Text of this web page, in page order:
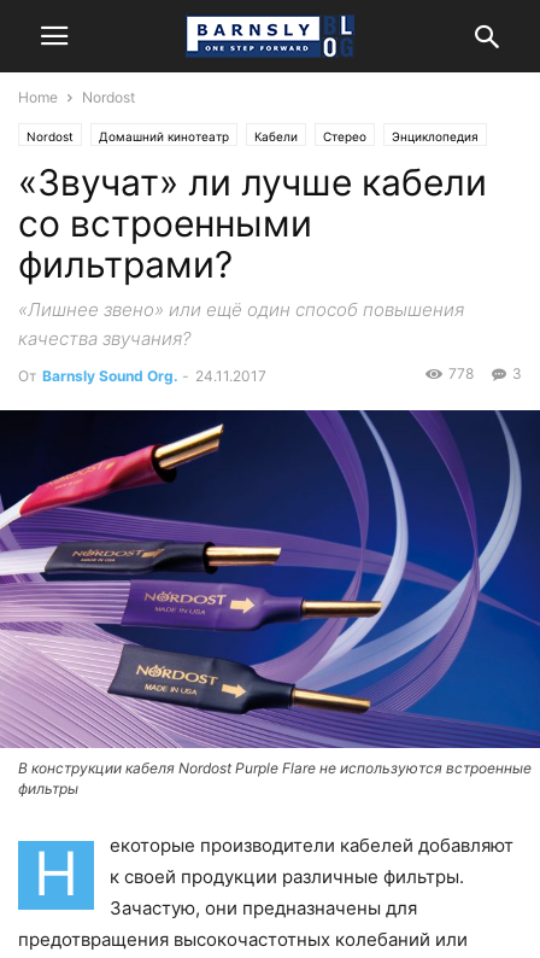
Home Nordost
Nordost Домашний кинотеатр Кабели Стерео Энциклопедия
«Звучат» ли лучше кабели
со встроенными
фильтрами?
«Лишнее звено» или ещё один способ повышения
качества звучания?
От Barnsly Sound Org. - 24.11.2017 3
778
В конструкции кабеля Nordost Purple Flare не используются встроенные
фильтры
Н
екоторые производители кабелей добавляют
к своей продукции различные фильтры.
Зачастую, они предназначены для
предотвращения высокочастотных колебаний или